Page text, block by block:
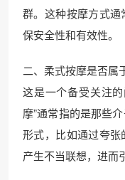
群。这种按摩方式
保安全性和有效性。
二、柔式按摩是否属
这是一个备受关注
摩”通常指的是那些
形式，比如通过夸
产生不当联想，进而